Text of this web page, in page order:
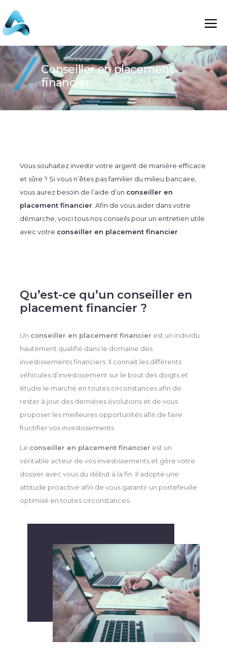
Conseiller en placement
financier
Vous souhaitez investir votre argent de manière efficace
et sûre ? Si vous n’êtes pas familier du milieu bancaire,
vous aurez besoin de l’aide d’un conseiller en
placement financier . Afin de vous aider dans votre
démarche, voici tous nos conseils pour un entretien utile
avec votre conseiller en placement financier
Qu’est-ce qu’un conseiller en
placement financier ?
Un conseiller en placement financier est un individu
hautement qualifié dans le domaine des
investissements financiers. Il connait les différents
véhicules d’investissement sur le bout des doigts et
étudie le marché en toutes circonstances afin de
rester à jour des dernières évolutions et de vous
proposer les meilleures opportunités afin de faire
fructifier vos investissements.
Le conseiller en placement financier est un
véritable acteur de vos investissements et gère votre
dossier avec vous du début à la fin. Il adopte une
attitude proactive afin de vous garantir un portefeuille
optimisé en toutes circonstances.